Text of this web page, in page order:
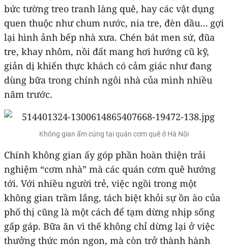
bức tường treo tranh làng quê, hay các vật dụng
quen thuộc như chum nước, nia tre, đèn dầu… gợi
lại hình ảnh bếp nhà xưa. Chén bát men sứ, đũa
tre, khay nhôm, nồi đất mang hơi hướng cũ kỹ,
giản dị khiến thực khách có cảm giác như đang
dùng bữa trong chính ngôi nhà của mình nhiều
năm trước.
Không gian ấm cúng tại quán cơm quê ở Hà Nội
Chính không gian ấy góp phần hoàn thiện trải
nghiệm “cơm nhà” mà các quán cơm quê hướng
tới. Với nhiều người trẻ, việc ngồi trong một
không gian trầm lắng, tách biệt khỏi sự ồn ào của
phố thị cũng là một cách để tạm dừng nhịp sống
gấp gáp. Bữa ăn vì thế không chỉ dừng lại ở việc
thưởng thức món ngon, mà còn trở thành hành